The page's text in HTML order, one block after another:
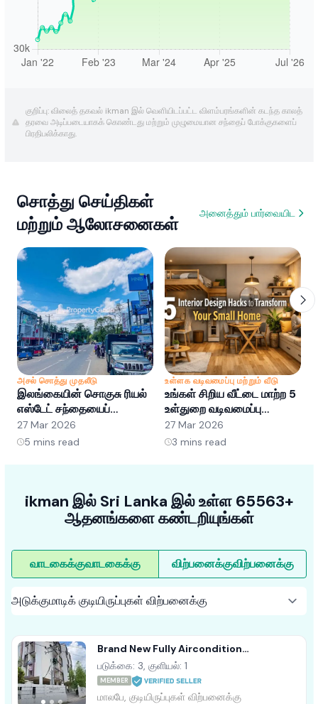
குறிப்பு: விலைத் தகவல் ikman இல் வெளியிடப்பட்ட விளம்பரங்களின் கடந்த காலத்
தரவை அடிப்படையாகக் கொண்டது மற்றும் முழுமையான சந்தைப் போக்குகளைப்
பிரதிபலிக்காது.
சொத்து செய்திகள்
மற்றும் ஆலோசனைகள்
அனைத்தும் பார்வையிட
அசல் சொத்து முதலீடு
இலங்கையின் சொகுசு ரியல்
எஸ்டேட் சந்தையைப்
புரிந்துகொள்வது: வாய்ப்புகள்
மற்றும் போக்குகள்
27 Mar 2026
5 mins read
உள்ளக வடிவமைப்பு மற்றும் வீடு
உங்கள் சிறிய வீட்டை மாற்ற 5
உள்துறை வடிவமைப்பு
ஹேக்குகள்
27 Mar 2026
3 mins read
ikman இல் Sri Lanka இல் உள்ள 65563+
ஆதனங்களை கண்டறியுங்கள்
வாடகைக்குவாடகைக்கு விற்பனைக்குவிற்பனைக்கு
Brand New Fully Aircondition
Appartment Sale Malabe
படுக்கை: 3, குளியல்: 1
MEMBER
மாலபே, குடியிருப்புகள் விற்பனைக்கு